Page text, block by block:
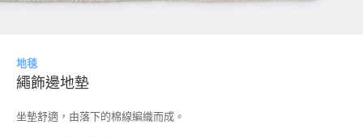
地毯
繩飾邊地墊
坐墊舒適，由落下的棉線編織而成。